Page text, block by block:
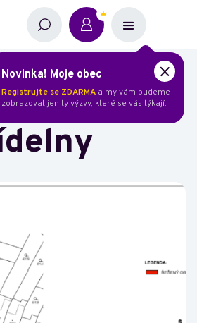
Novinka! Moje obec
Registrujte se ZDARMA a my vám budeme
zobrazovat jen ty výzvy, které se vás týkají.
školní